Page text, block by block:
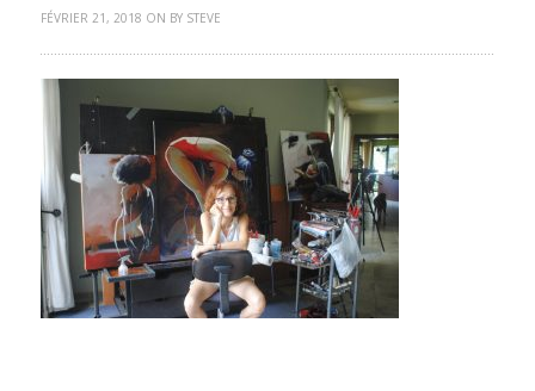
FÉVRIER 21, 2018 ON BY STEVE